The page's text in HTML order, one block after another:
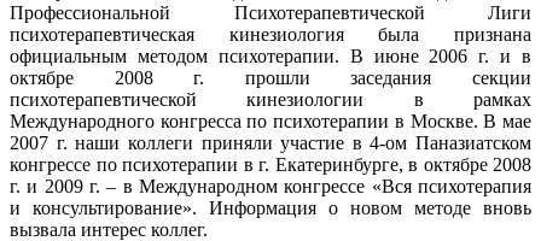
Профессиональной Психотерапевтической Лиги
психотерапевтическая кинезиология была признана
официальным методом психотерапии. В июне 2006 г. и в
октябре 2008 г. прошли заседания секции
психотерапевтической кинезиологии в рамках
Международного конгресса по психотерапии в Москве. В мае
2007 г. наши коллеги приняли участие в 4-ом Паназиатском
конгрессе по психотерапии в г. Екатеринбурге, в октябре 2008
г. и 2009 г. – в Международном конгрессе «Вся психотерапия
и консультирование». Информация о новом методе вновь
вызвала интерес коллег.